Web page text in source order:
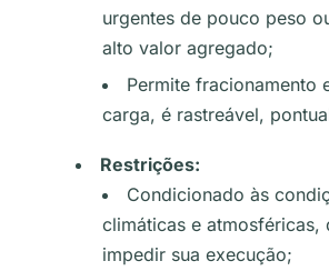
urgentes de pouco peso
alto valor agregado;
Permite fracionamento
carga, é rastreável,
Restrições:
Condicionado às
climáticas e atmosféricas,
impedir sua execução;